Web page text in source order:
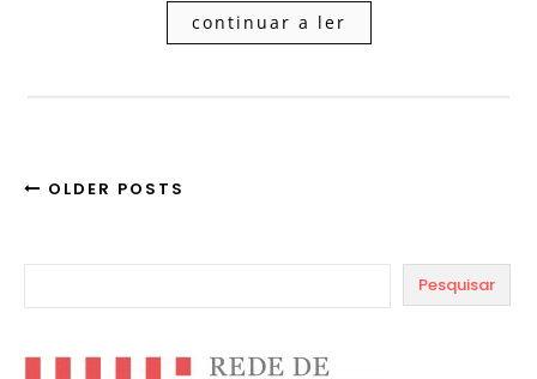
continuar a ler
OLDER POSTS
Pesquisar